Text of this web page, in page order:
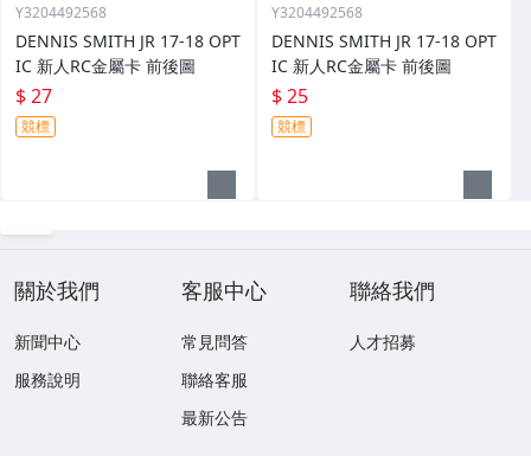
Y3204492568
DENNIS SMITH JR 17-18 OPT
IC 新人RC金屬卡 前後圖
$ 27
競標
Y3204492568
DENNIS SMITH JR 17-18 OPT
IC 新人RC金屬卡 前後圖
$ 25
競標
關於我們
新聞中心
服務說明
客服中心
常見問答
聯絡客服
最新公告
聯絡我們
人才招募